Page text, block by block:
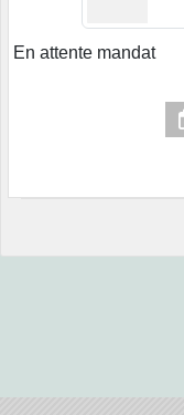
En attente mandat